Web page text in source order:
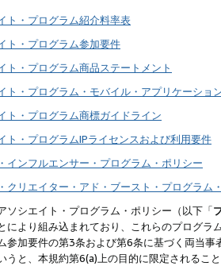
ト・プログラム紹介料率表
ト・プログラム参加要件
ト・プログラム商品ステートメント
ト・プログラム・モバイル・アプリケーショ
ト・プログラム商標ガイドライン
ト・プログラムIPライセンスおよび利用要件
インフルエンサー・プログラム・ポリシー
クリエイター・アド・ブースト・プログラム
ソシエイト・プログラム・ポリシー（以下「
により組み込まれており、これらのプログラ
参加要件の第3条および第6条に基づく両当
うと、本規約第6(a)上の目的に限定されるこ